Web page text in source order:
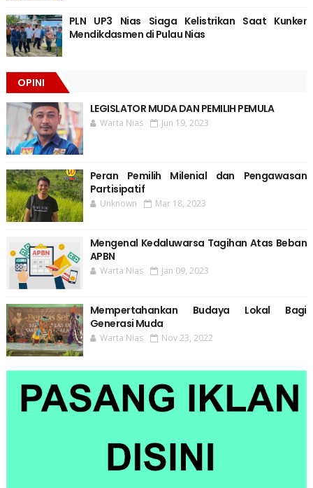
PLN UP3 Nias Siaga Kelistrikan Saat Kunker
Mendikdasmen di Pulau Nias
OPINI
LEGISLATOR MUDA DAN PEMILIH PEMULA
Warta Nias Jun 19, 2023
Peran Pemilih Milenial dan Pengawasan
Partisipatif
Unknown Mar 18, 2023
Mengenal Kedaluwarsa Tagihan Atas Beban
APBN
Warta Nias Jan 09, 2023
Mempertahankan Budaya Lokal Bagi
Generasi Muda
Warta Nias Nov 23, 2022